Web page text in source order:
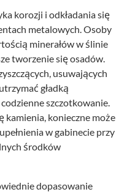
korozji i odkładania się
metalowych. Osoby
minerałów w ślinie
tworzenie się osadów.
usuwających
gładką
szczotkowanie.
kamienia, konieczne może
w gabinecie przy
środków
dopasowanie